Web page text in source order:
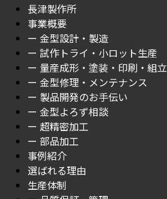
長津製作所
事業概要
ー 金型設計・製造
ー 試作トライ・小ロット生産
ー 量産成形・塗装・印刷・組立
ー 金型修理・メンテナンス
ー 製品開発のお手伝い
ー 金型よろず相談
ー 超精密加工
ー 部品加工
事例紹介
選ばれる理由
生産体制